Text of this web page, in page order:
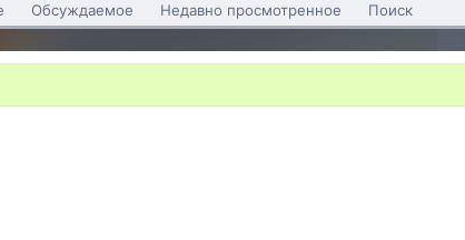
Обсуждаемое Недавно просмотренное Поиск